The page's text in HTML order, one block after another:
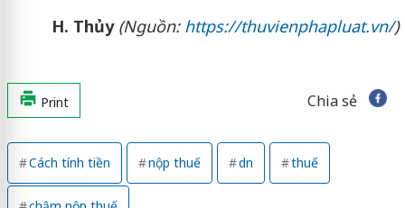
H. Thủy (Nguồn: https://thuvienphapluat.vn/)
Print Chia sẻ
Cách tính tiền nộp thuế dn thuế